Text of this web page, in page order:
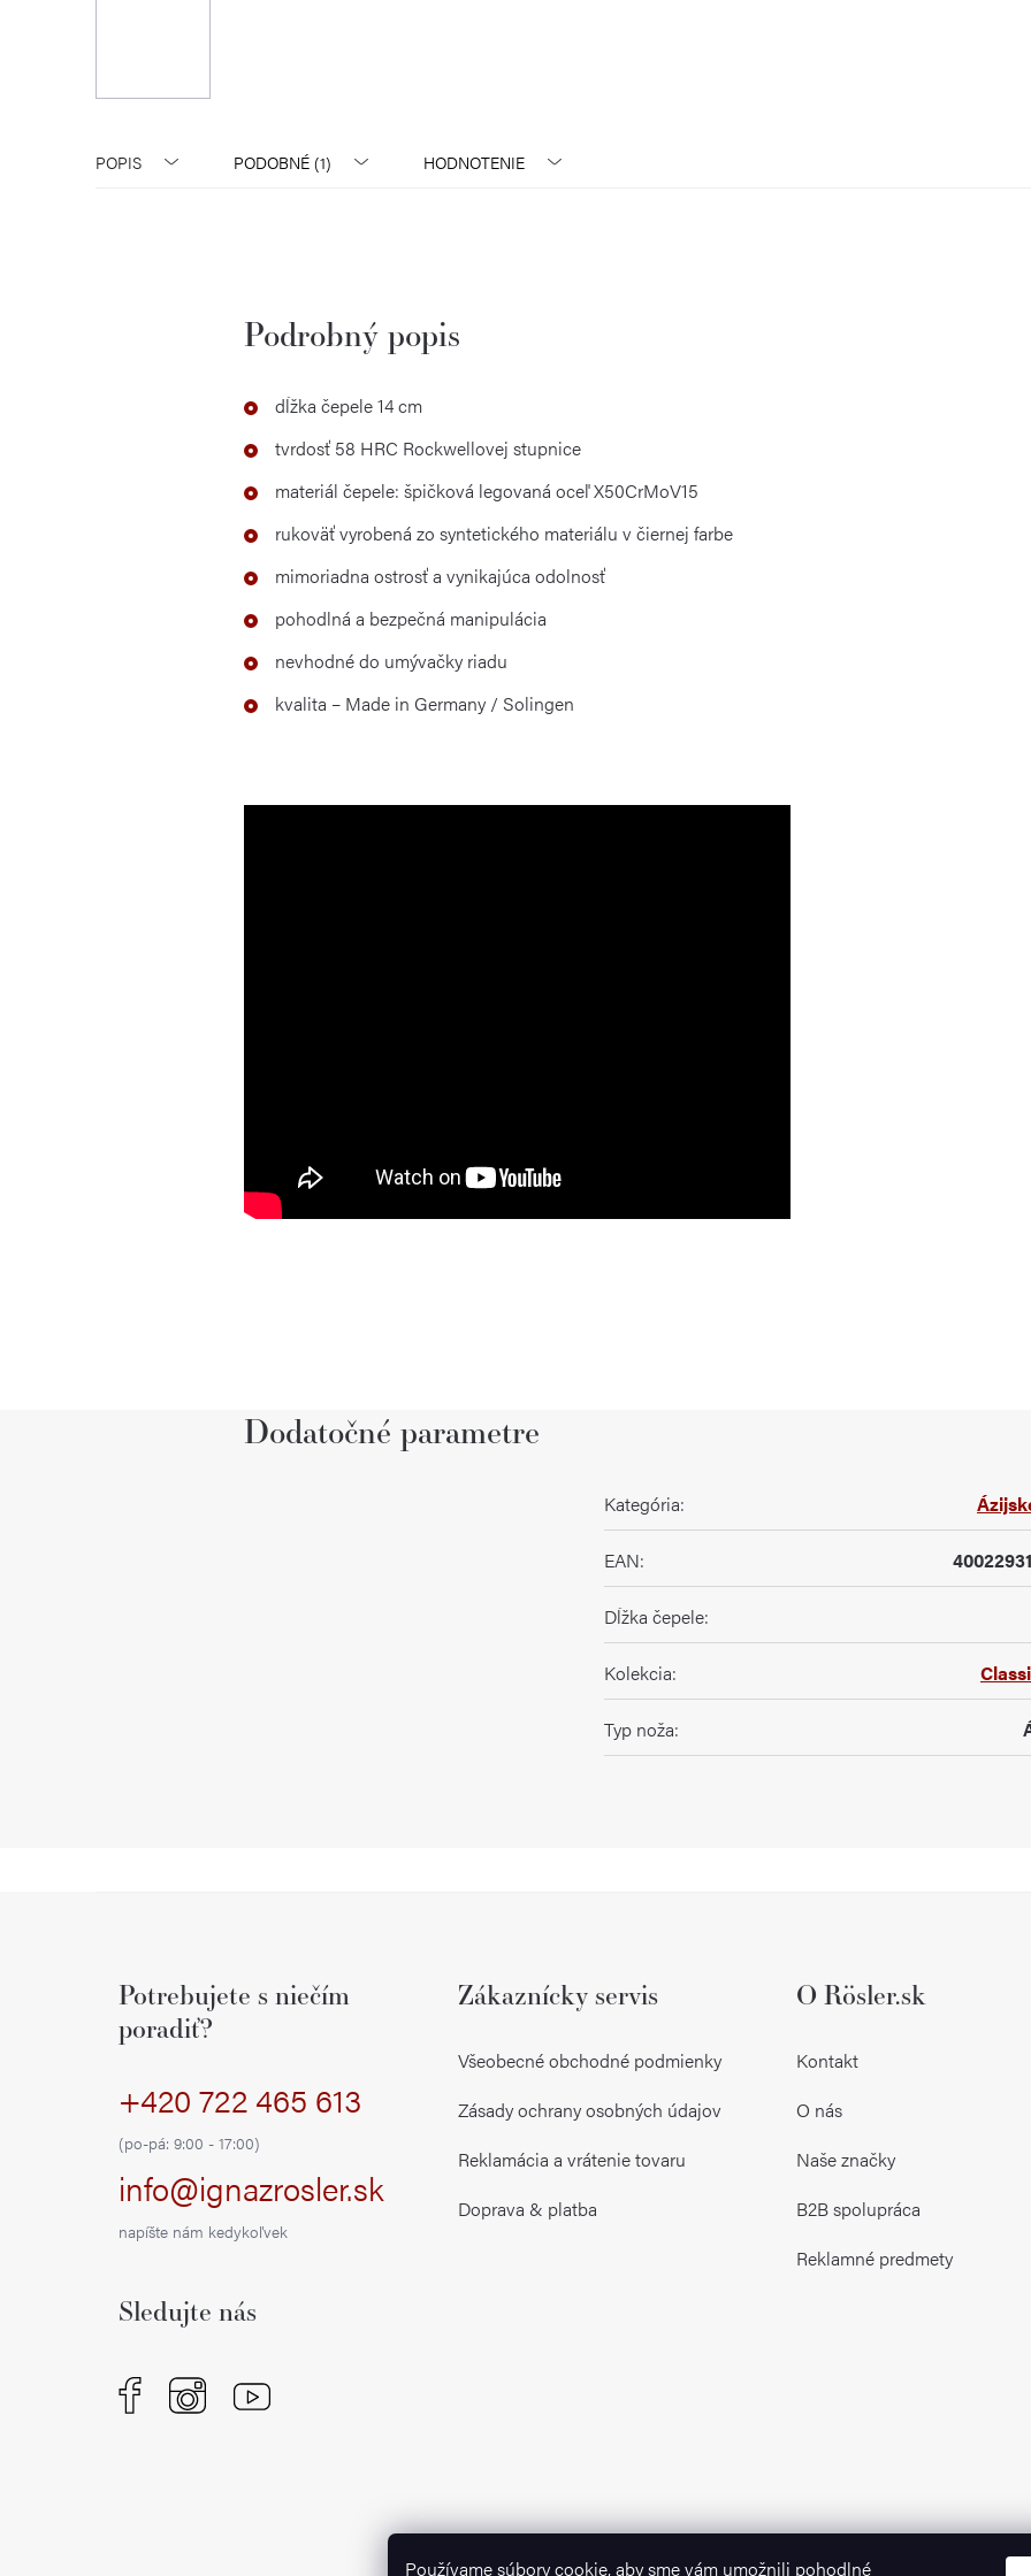
Používame súbory cookie, aby sme vám umožnili pohodlné
POPIS PODOBNÉ (1) HODNOTENIE
Podrobný popis
dĺžka čepele 14 cm
tvrdosť 58 HRC Rockwellovej stupnice
materiál čepele: špičková legovaná oceľ X50CrMoV15
rukoväť vyrobená zo syntetického materiálu v čiernej farbe
mimoriadna ostrosť a vynikajúca odolnosť
pohodlná a bezpečná manipulácia
nevhodné do umývačky riadu
kvalita – Made in Germany / Solingen
Dodatočné parametre
Kategória:
EAN:
Dĺžka čepele:
Kolekcia:
Typ noža:
Potrebujete s niečím
poradiť?
+420 722 465 613
(po-pá: 9:00 - 17:00)
info@ignazrosler.sk
napíšte nám kedykoľvek
Sledujte nás
Zákaznícky servis
Všeobecné obchodné podmienky
Zásady ochrany osobných údajov
Reklamácia a vrátenie tovaru
Doprava & platba
O Rösler.sk
Kontakt
O nás
Naše značky
B2B spolupráca
Reklamné predmety